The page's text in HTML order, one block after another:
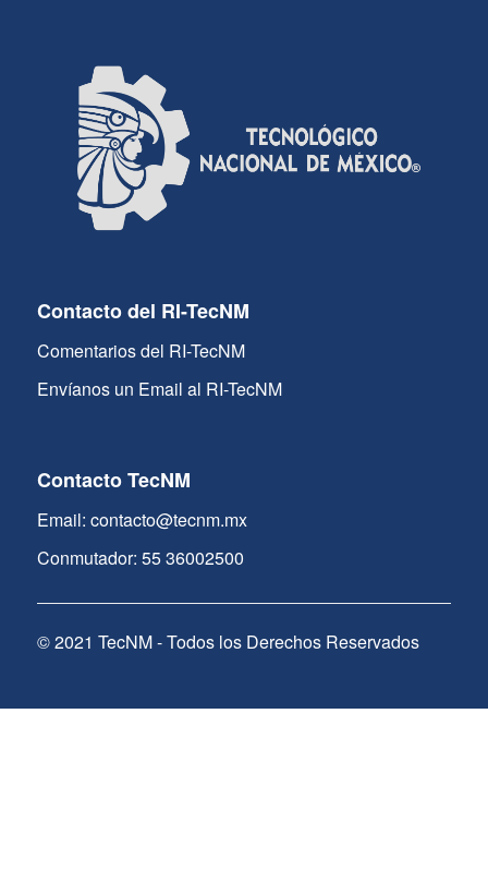
Contacto del RI-TecNM
Comentarios del RI-TecNM
Envíanos un Email al RI-TecNM
Contacto TecNM
Email: contacto@tecnm.mx
Conmutador: 55 36002500
© 2021 TecNM - Todos los Derechos Reservados